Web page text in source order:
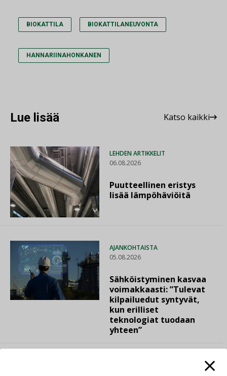
BIOKATTILA BIOKATTILANEUVONTA
HANNARIINAHONKANEN
Lue lisää Katso kaikki
LEHDEN ARTIKKELIT
06.08.2026
Puutteellinen eristys
lisää lämpöhäviöitä
AJANKOHTAISTA
05.08.2026
Sähköistyminen kasvaa
voimakkaasti: ”Tulevat
kilpailuedut syntyvät,
kun erilliset
teknologiat tuodaan
yhteen”